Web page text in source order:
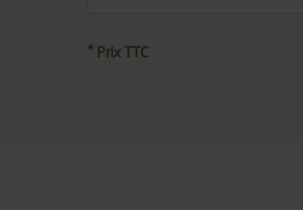
* Prix TTC